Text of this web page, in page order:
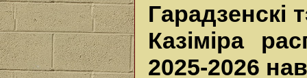
Гарадзенскі
Казіміра
2025-2026